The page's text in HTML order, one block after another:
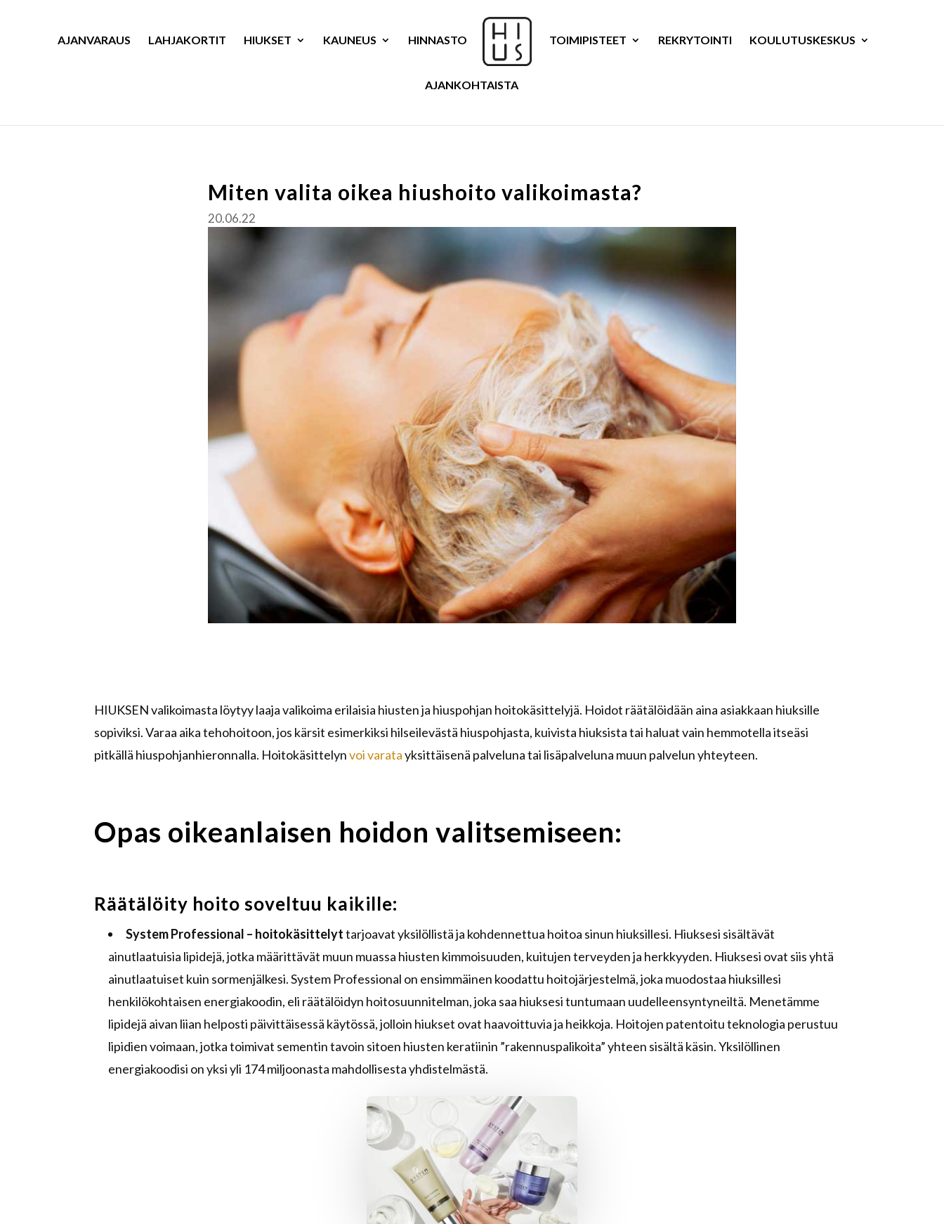
AJANVARAUS LAHJAKORTIT HIUKSET KAUNEUS HINNASTO TOIMIPISTEET REKRYTOINTI KOULUTUSKESKUS
AJANKOHTAISTA
Miten valita oikea hiushoito valikoimasta?
20.06.22
HIUKSEN valikoimasta löytyy laaja valikoima erilaisia hiusten ja hiuspohjan hoitokäsittelyjä. Hoidot räätälöidään aina asiakkaan hiuksille
sopiviksi. Varaa aika tehohoitoon, jos kärsit esimerkiksi hilseilevästä hiuspohjasta, kuivista hiuksista tai haluat vain hemmotella itseäsi
pitkällä hiuspohjanhieronnalla. Hoitokäsittelynvoi varatayksittäisenä palveluna tai lisäpalveluna muun palvelun yhteyteen.
Opas oikeanlaisen hoidon valitsemiseen:
Räätälöity hoito soveltuu kaikille:
System Professional – hoitokäsittelyttarjoavat yksilöllistä ja kohdennettua hoitoa sinun hiuksillesi. Hiuksesi sisältävät
ainutlaatuisia lipidejä, jotka määrittävät muun muassa hiusten kimmoisuuden, kuitujen terveyden ja herkkyyden. Hiuksesi ovat siis yhtä
ainutlaatuiset kuin sormenjälkesi. System Professional on ensimmäinen koodattu hoitojärjestelmä, joka muodostaa hiuksillesi
henkilökohtaisen energiakoodin, eli räätälöidyn hoitosuunnitelman, joka saa hiuksesi tuntumaan uudelleensyntyneiltä. Menetämme
lipidejä aivan liian helposti päivittäisessä käytössä, jolloin hiukset ovat haavoittuvia ja heikkoja. Hoitojen patentoitu teknologia perustuu
lipidien voimaan, jotka toimivat sementin tavoin sitoen hiusten keratiinin ”rakennuspalikoita” yhteen sisältä käsin. Yksilöllinen
energiakoodisi on yksi yli 174 miljoonasta mahdollisesta yhdistelmästä.